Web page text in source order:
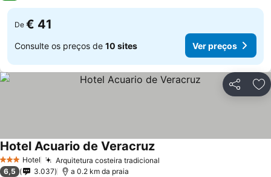
De € 41
Consulte os preços de 10 sites Ver preços
Partilhar
3 EstrelasHotel Arquitetura costeira tradicional
Hotel Acuario de VeracruzVer preços
6,5 3.037 a 0.2 km da praia